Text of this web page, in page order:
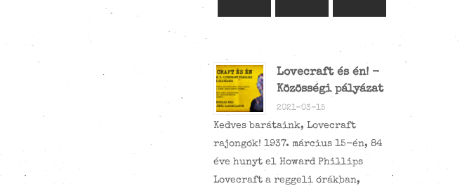
Lovecraft és én! -
Közösségi pályázat
2021-03-15
Kedves barátaink, Lovecraft
rajongók! 1937. március 15-én, 84
éve hunyt el Howard Phillips
Lovecraft a reggeli órákban,